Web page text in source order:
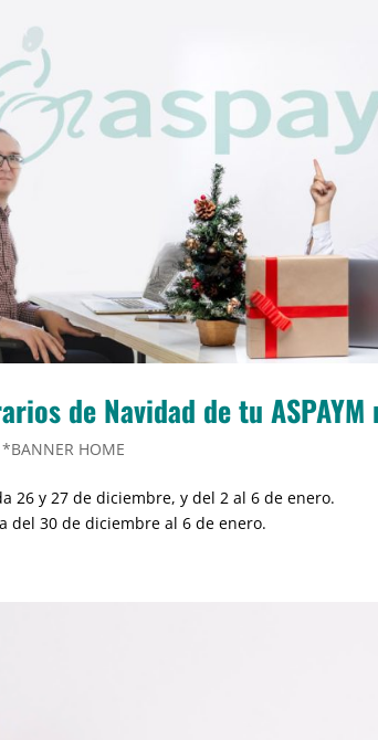
de Navidad de tu ASPAYM
*BANNER HOME
26 y 27 de diciembre, y del 2 al 6 de enero.
del 30 de diciembre al 6 de enero.